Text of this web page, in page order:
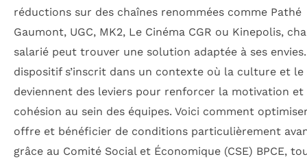
réductions sur des chaînes renommées comme Pathé
Gaumont, UGC, MK2, Le Cinéma CGR ou Kinepolis,
salarié peut trouver une solution adaptée à ses
dispositif s’inscrit dans un contexte où la culture et
deviennent des leviers pour renforcer la motivation et
cohésion au sein des équipes. Voici comment
offre et bénéficier de conditions particulièrement
grâce au Comité Social et Économique (CSE) BPCE,